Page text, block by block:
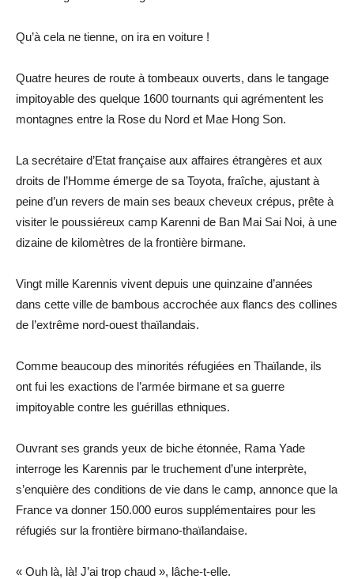
Qu’à cela ne tienne, on ira en voiture !
Quatre heures de route à tombeaux ouverts, dans le tangage
impitoyable des quelque 1600 tournants qui agrémentent les
montagnes entre la Rose du Nord et Mae Hong Son.
La secrétaire d’Etat française aux affaires étrangères et aux
droits de l’Homme émerge de sa Toyota, fraîche, ajustant à
peine d’un revers de main ses beaux cheveux crépus, prête à
visiter le poussiéreux camp Karenni de Ban Mai Sai Noi, à une
dizaine de kilomètres de la frontière birmane.
Vingt mille Karennis vivent depuis une quinzaine d’années
dans cette ville de bambous accrochée aux flancs des collines
de l’extrême nord-ouest thaïlandais.
Comme beaucoup des minorités réfugiées en Thaïlande, ils
ont fui les exactions de l’armée birmane et sa guerre
impitoyable contre les guérillas ethniques.
Ouvrant ses grands yeux de biche étonnée, Rama Yade
interroge les Karennis par le truchement d’une interprète,
s’enquière des conditions de vie dans le camp, annonce que la
France va donner 150.000 euros supplémentaires pour les
réfugiés sur la frontière birmano-thaïlandaise.
« Ouh là, là! J’ai trop chaud », lâche-t-elle.